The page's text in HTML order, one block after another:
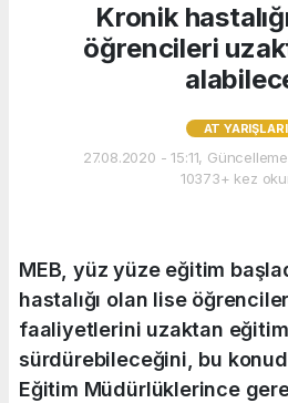
Kronik
öğrencileri
AT YARIŞLARI
27.08.2020 - 15:11,
10373+ kez
MEB, yüz yüze eğitim
hastalığı olan lise
faaliyetlerini uzaktan
sürdürebileceğini, bu
Eğitim Müdürlüklerince